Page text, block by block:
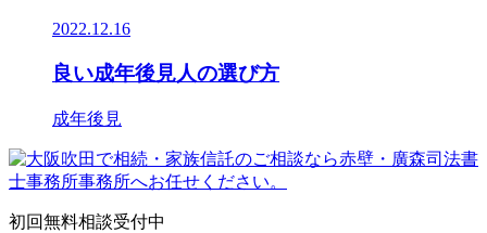
2022.12.16
良い成年後見人の選び方
成年後見
初回無料相談受付中